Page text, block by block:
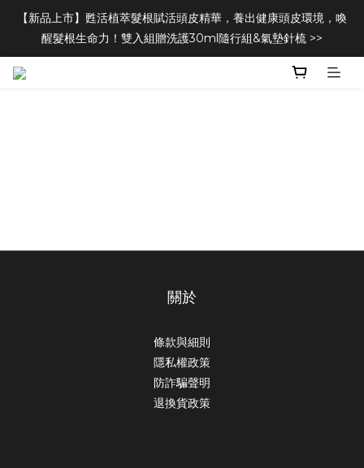
【新品上市】甦活植萃髮根賦活頭皮精華，養出健康頭皮環境，喚
醒髮根生命力！雙入組贈洗護30ml隨行組&氣墊針梳 >>
關於
條款與細則
隱私權政策
防詐騙聲明
退換貨政策